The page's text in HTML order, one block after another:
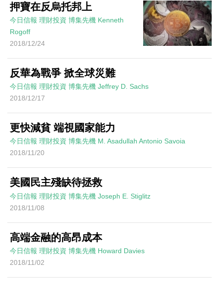
押寶在反烏托邦上
今日信報 理財投資 博集先機 Kenneth
Rogoff
2018/12/24
反華為戰爭 掀全球災難
今日信報 理財投資 博集先機 Jeffrey D. Sachs
2018/12/17
更快減貧 端視國家能力
今日信報 理財投資 博集先機 M. Asadullah Antonio Savoia
2018/11/20
美國民主殘缺待拯救
今日信報 理財投資 博集先機 Joseph E. Stiglitz
2018/11/08
高端金融的高昂成本
今日信報 理財投資 博集先機 Howard Davies
2018/11/02